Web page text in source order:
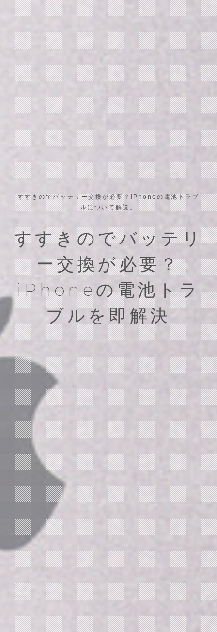
すすきのでバッテリー交換が必要？iPhoneの電池トラブ
ルについて解説。
すすきのでバッテリ
ー交換が必要？
iPhoneの電池トラ
ブルを即解決